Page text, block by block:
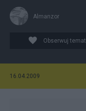
Almanzor
Obserwuj temat
16.04.2009